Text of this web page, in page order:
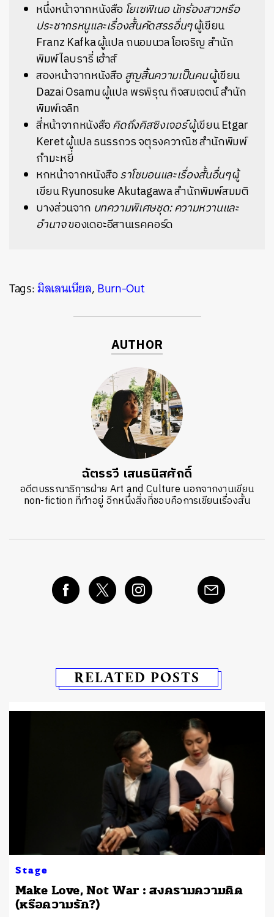
หนึ่งหน้าจากหนังสือ โยเซฟิเนอ นักร้องสาวหรือ
ประชากรหนูและเรื่องสั้นคัดสรรอื่นๆผู้เขียน
Franz Kafka ผู้แปล ถนอมนวล โอเจริญ สำนัก
พิมพ์ไลบรารี่ เฮ้าส์
สองหน้าจากหนังสือ สูญสิ้นความเป็นคนผู้เขียน
Dazai Osamu ผู้แปล พรพิรุณ กิจสมเจตน์ สำนัก
พิมพ์เจลิท
สี่หน้าจากหนังสือคิดถึงคิสซิงเจอร์ผู้เขียน Etgar
Keret ผู้แปล ธนรรถวร จตุรงควาณิช สำนักพิมพ์
กำมะหยี่
หกหน้าจากหนังสือราโชมอนและเรื่องสั้นอื่นๆผู้
เขียน Ryunosuke Akutagawa สำนักพิมพ์สมมติ
บางส่วนจาก บทความพิเศษชุด: ความหวานและ
อำนาจของเดอะอีสานเรคคอร์ด
Tags:มิลเลนเนียล,Burn-Out
AUTHOR
ฉัตรรวี เสนธนิสศักดิ์
อดีตบรรณาธิการฝ่าย Art and Culture นอกจากงานเขียน
non-fiction ที่ทำอยู่ อีกหนึ่งสิ่งที่ชอบคือการเขียนเรื่องสั้น
RELATED POSTS
Stage
Make Love, Not War : สงครามความคิด
(หรือความรัก?)